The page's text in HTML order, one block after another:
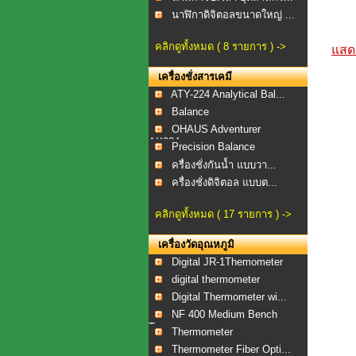
นาฬิกาดิจิตอลขนาดใหญ่ ...
คลิกดูทั้งหมด ( 8 รายการ ) ->
เครื่องชั่งสารเคมี
ATY-224 Analytical Bal...
Balance
OHAUS Adventurer
AX224...Precision Balance
ครื่องชั่งกันน้ำ แบบวา...
ครื่องชั่งดิจิตอล แบบต...
คลิกดูทั้งหมด ( 17 รายการ ) ->
เครื่องวัดอุณหภูมิ
Digital JR-1Themometer
digital thermometer
Digital Thermometer wi...
NF 400 Medium Bench
To...
Thermometer
Thermometer Fiber Opti...
แส